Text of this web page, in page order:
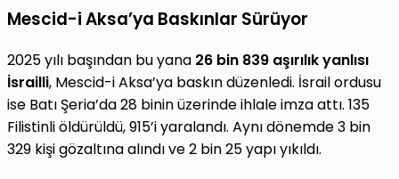
Mescid-i Aksa’ya Baskınlar Sürüyor
2025 yılı başından bu yana 26 bin 839 aşırılık yanlısı
İsrailli, Mescid-i Aksa’ya baskın düzenledi. İsrail ordusu
ise Batı Şeria’da 28 binin üzerinde ihlale imza attı. 135
Filistinli öldürüldü, 915’i yaralandı. Aynı dönemde 3 bin
329 kişi gözaltına alındı ve 2 bin 25 yapı yıkıldı.